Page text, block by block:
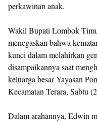
perkawinan anak.
Wakil Bupati Lombok
menegaskan bahwa
kunci dalam melahirkan
disampaikannya saat
keluarga besar Yayasan
Kecamatan Terara, Sabtu
Dalam arahannya, Edwin